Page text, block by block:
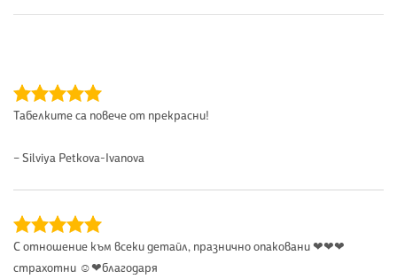
Табелките са повече от прекрасни!
– Silviya Petkova-Ivanova
С отношение към всеки детайл, празнично опаковани ❤❤❤
страхотни ☺❤благодаря